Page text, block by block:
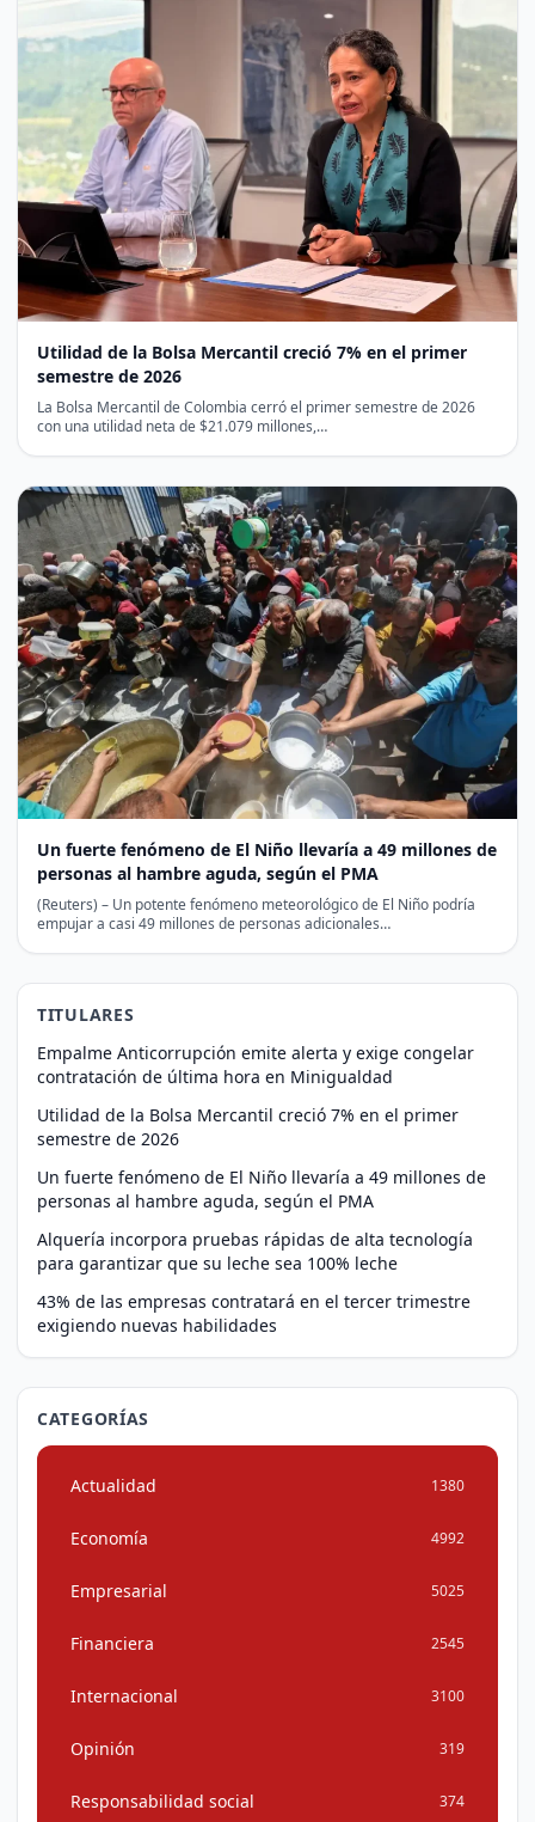
Utilidad de la Bolsa Mercantil creció 7% en el primer
semestre de 2026
La Bolsa Mercantil de Colombia cerró el primer semestre de 2026
con una utilidad neta de $21.079 millones,…
Un fuerte fenómeno de El Niño llevaría a 49 millones de
personas al hambre aguda, según el PMA
(Reuters) – Un potente fenómeno meteorológico de El Niño podría
empujar a casi 49 millones de personas adicionales…
TITULARES
Empalme Anticorrupción emite alerta y exige congelar
contratación de última hora en Minigualdad
Utilidad de la Bolsa Mercantil creció 7% en el primer
semestre de 2026
Un fuerte fenómeno de El Niño llevaría a 49 millones de
personas al hambre aguda, según el PMA
Alquería incorpora pruebas rápidas de alta tecnología
para garantizar que su leche sea 100% leche
43% de las empresas contratará en el tercer trimestre
exigiendo nuevas habilidades
CATEGORÍAS
Actualidad 1380
Economía 4992
Empresarial 5025
Financiera 2545
Internacional 3100
Opinión 319
Responsabilidad social 374